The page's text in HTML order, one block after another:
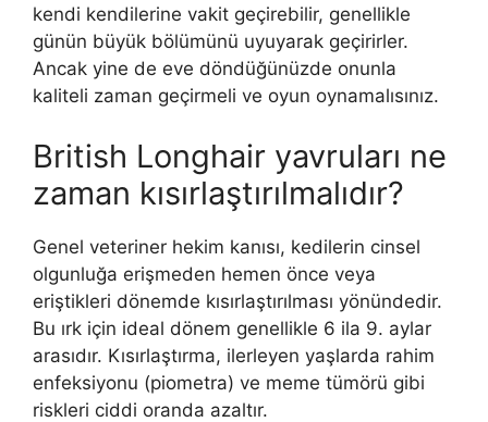
kendi kendilerine vakit geçirebilir, genellikle
günün büyük bölümünü uyuyarak geçirirler.
Ancak yine de eve döndüğünüzde onunla
kaliteli zaman geçirmeli ve oyun oynamalısınız.
British Longhair yavruları ne
zaman kısırlaştırılmalıdır?
Genel veteriner hekim kanısı, kedilerin cinsel
olgunluğa erişmeden hemen önce veya
eriştikleri dönemde kısırlaştırılması yönündedir.
Bu ırk için ideal dönem genellikle 6 ila 9. aylar
arasıdır. Kısırlaştırma, ilerleyen yaşlarda rahim
enfeksiyonu (piometra) ve meme tümörü gibi
riskleri ciddi oranda azaltır.